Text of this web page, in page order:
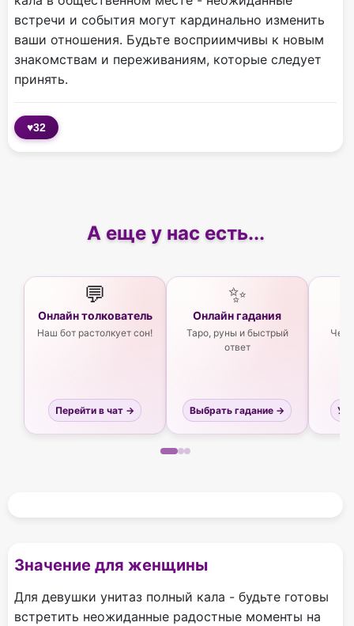
встречи и события могут кардинально изменить
ваши отношения. Будьте восприимчивы к новым
знакомствам и переживаниям, которые следует
принять.
♥32
А еще у нас есть...
💬
Онлайн толкователь
Наш бот растолкует сон!
Перейти в чат →
✨
Онлайн гадания
Таро, руны и быстрый
ответ
Выбрать гадание →
Значение для женщины
Для девушки унитаз полный кала - будьте готовы
встретить неожиданные радостные моменты на